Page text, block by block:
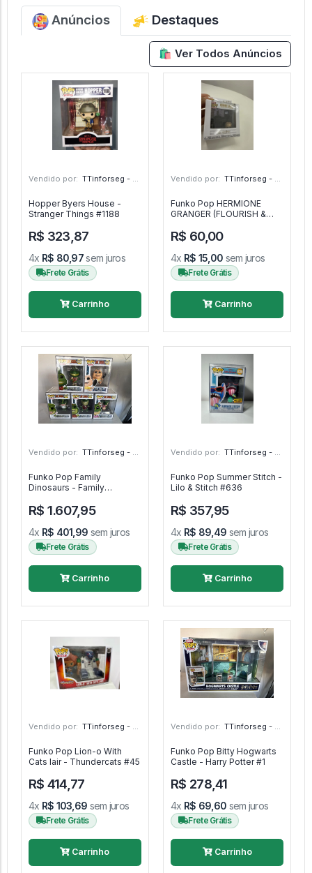
Anúncios Destaques
🛍️ Ver Todos Anúncios
Vendido por: TTinforseg - Em - SP
Hopper Byers House -
Stranger Things #1188
R$ 323,87
4x R$ 80,97sem juros
Frete Grátis
Carrinho
Vendido por: TTinforseg - Em - SP
Funko Pop HERMIONE
GRANGER (FLOURISH &
R$ 60,00
4x R$ 15,00 sem juros
Frete Grátis
Carrinho
Vendido por: TTinforseg - Em - SP
Funko Pop Family
Dinosaurs - Family
R$ 1.607,95
4x R$ 401,99 sem juros
Frete Grátis
Carrinho
Vendido por: TTinforseg - Em - SP
Funko Pop Summer Stitch -
Lilo & Stitch #636
R$ 357,95
4x R$ 89,49 sem juros
Frete Grátis
Carrinho
Vendido por: TTinforseg - Em - SP
Funko Pop Lion-o With
Cats lair - Thundercats #45
R$ 414,77
4x R$ 103,69 sem juros
Frete Grátis
Carrinho
Vendido por: TTinforseg - Em - SP
Funko Pop Bitty Hogwarts
Castle - Harry Potter #1
R$ 278,41
4x R$ 69,60 sem juros
Frete Grátis
Carrinho